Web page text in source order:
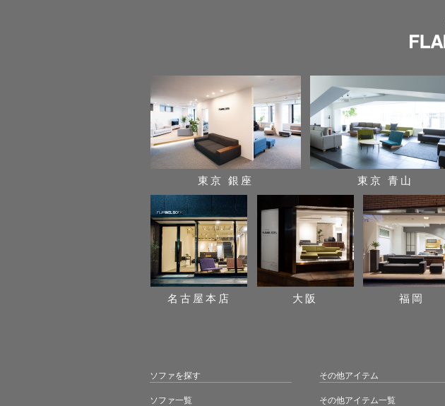
東京 銀座 東京 青山
名古屋本店 大阪 福岡
ソファを探す
ソファ一覧
その他アイテム
その他アイテム一覧